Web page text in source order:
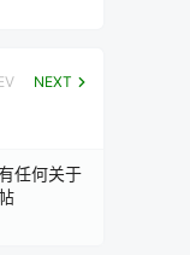
NEXT
任何关于